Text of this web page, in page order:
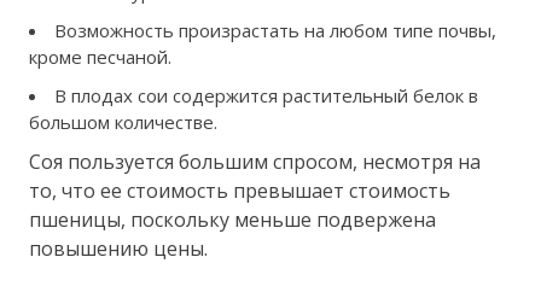
Возможность произрастать на любом типе почвы,
кроме песчаной.
В плодах сои содержится растительный белок в
большом количестве.
Соя пользуется большим спросом, несмотря на
то, что ее стоимость превышает стоимость
пшеницы, поскольку меньше подвержена
повышению цены.